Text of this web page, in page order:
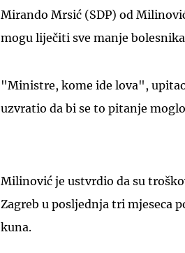
Mirando Mrsić (SDP) od
mogu liječiti sve manje
"Ministre, kome ide lova",
uzvratio da bi se to pitanje
Milinović je ustvrdio da su
Zagreb u posljednja tri mjeseca
kuna.